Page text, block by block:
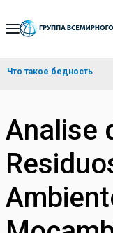
Skip
Navigation
Что такое бедность
Analise